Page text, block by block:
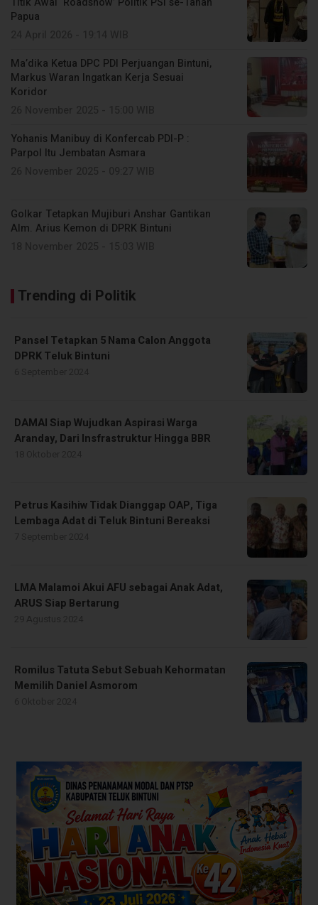
Papua
Ma’dika Ketua DPC PDI Perjuangan Bintuni,
Markus Waran Ingatkan Kerja Sesuai
Koridor
Yohanis Manibuy di Konfercab PDI-P :
Parpol Itu Jembatan Asmara
Golkar Tetapkan Mujiburi Anshar Gantikan
Alm. Arius Kemon di DPRK Bintuni
Trending di Politik
Pansel Tetapkan 5 Nama Calon Anggota
DPRK Teluk Bintuni
DAMAI Siap Wujudkan Aspirasi Warga
Aranday, Dari Insfrastruktur Hingga BBR
Petrus Kasihiw Tidak Dianggap OAP, Tiga
Lembaga Adat di Teluk Bintuni Bereaksi
LMA Malamoi Akui AFU sebagai Anak Adat,
ARUS Siap Bertarung
Romilus Tatuta Sebut Sebuah Kehormatan
Memilih Daniel Asmorom